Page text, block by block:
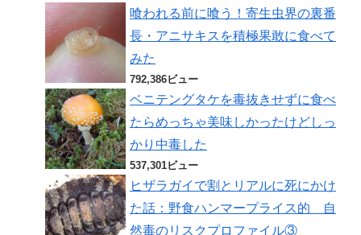
喰われる前に喰う！寄生虫界の裏番
長・アニサキスを積極果敢に食べて
みた
792,386ビュー
ベニテングタケを毒抜きせずに食べ
たらめっちゃ美味しかったけどしっ
かり中毒した
537,301ビュー
ヒザラガイで割とリアルに死にかけ
た話：野食ハンマープライス的 自
然毒のリスクプロファイル③